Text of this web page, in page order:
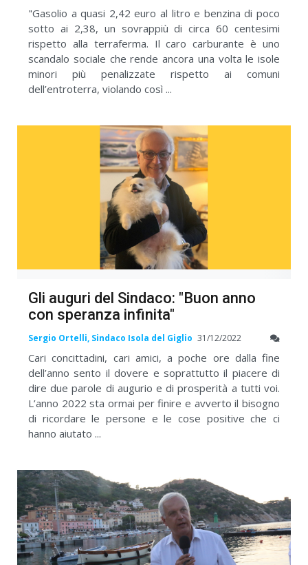
"Gasolio a quasi 2,42 euro al litro e benzina di poco
sotto ai 2,38, un sovrappiù di circa 60 centesimi
rispetto alla terraferma. Il caro carburante è uno
scandalo sociale che rende ancora una volta le isole
minori più penalizzate rispetto ai comuni
dell’entroterra, violando così ...
Gli auguri del Sindaco: "Buon anno
con speranza infinita"
Sergio Ortelli, Sindaco Isola del Giglio 31/12/2022
Cari concittadini, cari amici, a poche ore dalla fine
dell’anno sento il dovere e soprattutto il piacere di
dire due parole di augurio e di prosperità a tutti voi.
L’anno 2022 sta ormai per finire e avverto il bisogno
di ricordare le persone e le cose positive che ci
hanno aiutato ...